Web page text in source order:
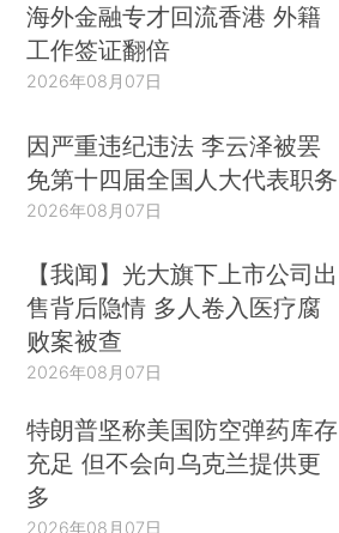
海外金融专才回流香港 外籍
工作签证翻倍
2026年08月07日
因严重违纪违法 李云泽被罢
免第十四届全国人大代表职务
2026年08月07日
【我闻】光大旗下上市公司出
售背后隐情 多人卷入医疗腐
败案被查
2026年08月07日
特朗普坚称美国防空弹药库存
充足 但不会向乌克兰提供更
多
2026年08月07日